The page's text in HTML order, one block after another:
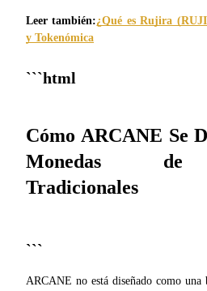
Alta rentabilidad y acceso
Launchpool
Leer también:¿Qué es Rujira
y Tokenómica
Cómo ARCANE Se
Monedas de
Tradicionales
```
ARCANE no está diseñado como una